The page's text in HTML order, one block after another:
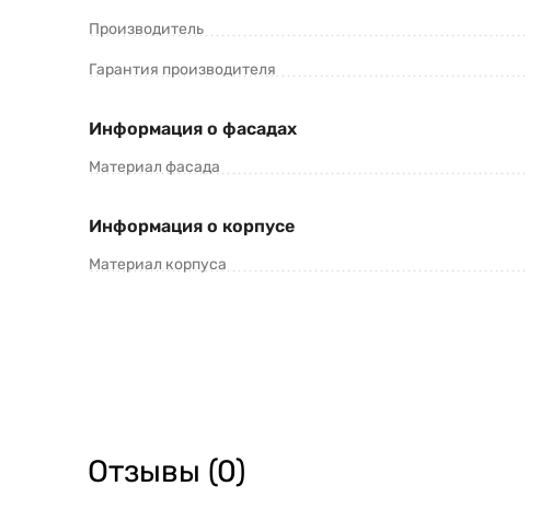
Производитель
Гарантия производителя
Информация о фасадах
Материал фасада
Информация о корпусе
Материал корпуса
Отзывы (0)